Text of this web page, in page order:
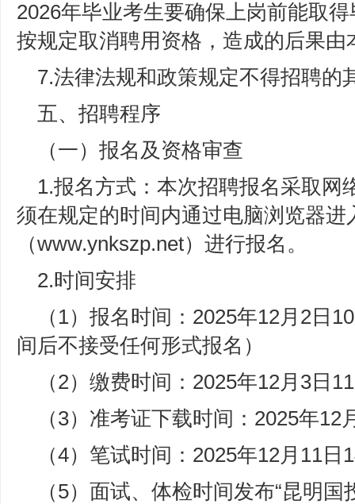
2026年毕业考生要确保上岗前能取
按规定取消聘用资格，造成的后果由
7.法律法规和政策规定不得招聘的
五、招聘程序
（一）报名及资格审查
1.报名方式：本次招聘报名采取网
须在规定的时间内通过电脑浏览器进
（www.ynkszp.net）进行报名。
2.时间安排
（1）报名时间：2025年12月2日
间后不接受任何形式报名）
（2）缴费时间：2025年12月3日
（3）准考证下载时间：2025年
（4）笔试时间：2025年12月11日
（5）面试、体检时间发布“昆明